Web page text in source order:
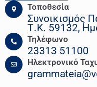
Τοποθεσία
Συνοικισμός
Τ.Κ. 59132,
Τηλέφωνο
23313 51100
Ηλεκτρονικό